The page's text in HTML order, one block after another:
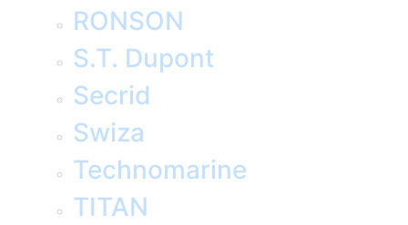
RONSON
S.T. Dupont
Secrid
Swiza
Technomarine
TITAN